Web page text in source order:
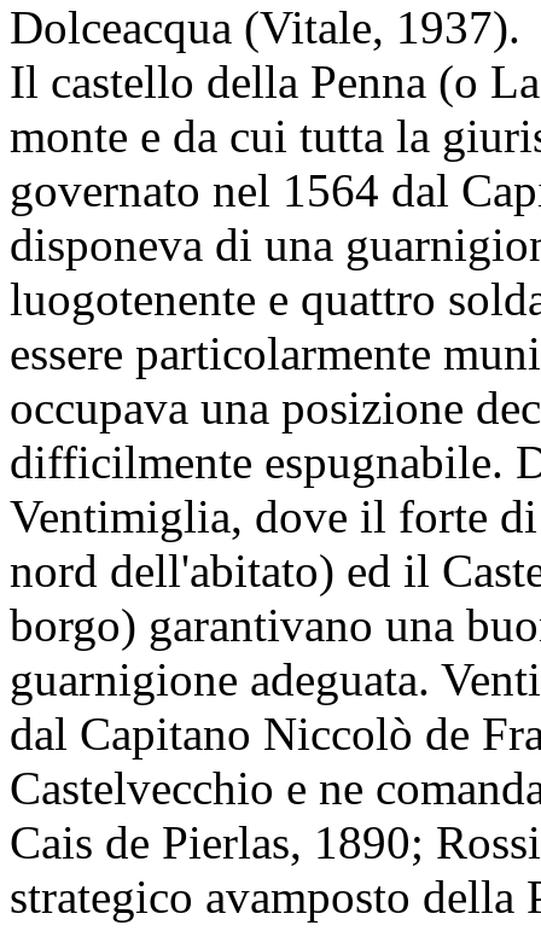
Dolceacqua (Vitale, 1937).
Il castello della Penna (o
monte e da cui tutta la
governato nel 1564 dal
disponeva di una
luogotenente e quattro
essere particolarmente
occupava una posizione
difficilmente espugnabile.
Ventimiglia, dove il forte
nord dell'abitato) ed il
borgo) garantivano una
guarnigione adeguata.
dal Capitano Niccolò de
Castelvecchio e ne
Cais de Pierlas, 1890;
strategico avamposto